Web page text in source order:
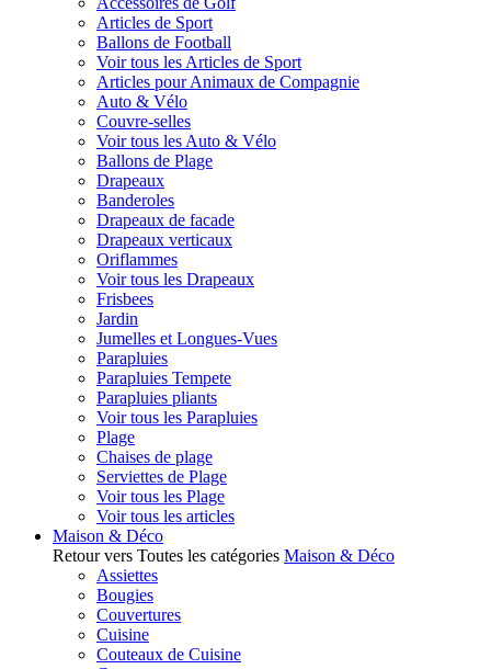
Articles de Sport
Ballons de Football
Voir tous les Articles de Sport
Articles pour Animaux de Compagnie
Auto & Vélo
Couvre-selles
Voir tous les Auto & Vélo
Ballons de Plage
Drapeaux
Banderoles
Drapeaux de facade
Drapeaux verticaux
Oriflammes
Voir tous les Drapeaux
Frisbees
Jardin
Jumelles et Longues-Vues
Parapluies
Parapluies Tempete
Parapluies pliants
Voir tous les Parapluies
Plage
Chaises de plage
Serviettes de Plage
Voir tous les Plage
Voir tous les articles
Maison & Déco
Retour vers Toutes les catégories Maison & Déco
Assiettes
Bougies
Couvertures
Cuisine
Couteaux de Cuisine